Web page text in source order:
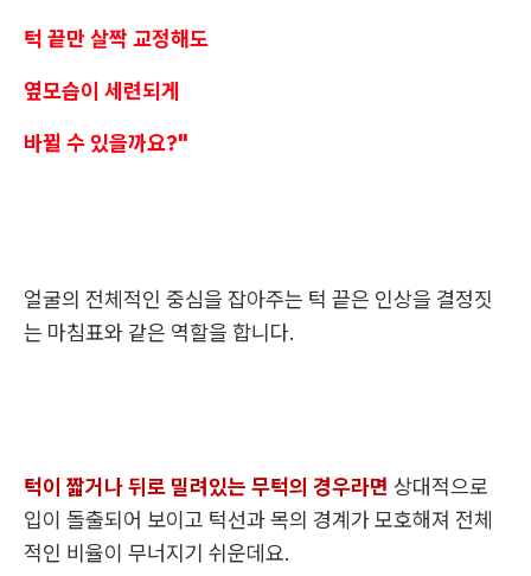
턱 끝만 살짝 교정해도
옆모습이 세련되게
바뀔 수 있을까요?"
얼굴의 전체적인 중심을 잡아주는 턱 끝은 인상을 결정짓
는 마침표와 같은 역할을 합니다.
턱이 짧거나 뒤로 밀려있는 무턱의 경우라면 상대적으로
입이 돌출되어 보이고 턱선과 목의 경계가 모호해져 전체
적인 비율이 무너지기 쉬운데요.